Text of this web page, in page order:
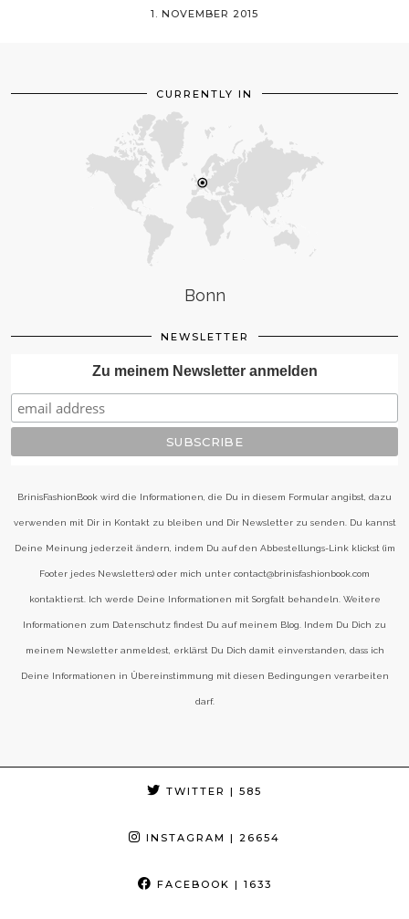
1. NOVEMBER 2015
CURRENTLY IN
Bonn
NEWSLETTER
Zu meinem Newsletter anmelden
BrinisFashionBook wird die Informationen, die Du in diesem Formular angibst, dazu
verwenden mit Dir in Kontakt zu bleiben und Dir Newsletter zu senden. Du kannst
Deine Meinung jederzeit ändern, indem Du auf den Abbestellungs-Link klickst (im
Footer jedes Newsletters) oder mich unter contact@brinisfashionbook.com
kontaktierst. Ich werde Deine Informationen mit Sorgfalt behandeln. Weitere
Informationen zum Datenschutz findest Du auf meinem Blog. Indem Du Dich zu
meinem Newsletter anmeldest, erklärst Du Dich damit einverstanden, dass ich
Deine Informationen in Übereinstimmung mit diesen Bedingungen verarbeiten
darf.
TWITTER | 585
INSTAGRAM | 26654
FACEBOOK | 1633